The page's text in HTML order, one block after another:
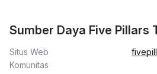
Sumber Daya Five Pillars
Situs Web
Komunitas